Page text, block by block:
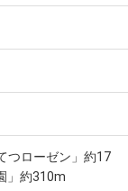
つローゼン」約17
」約310m